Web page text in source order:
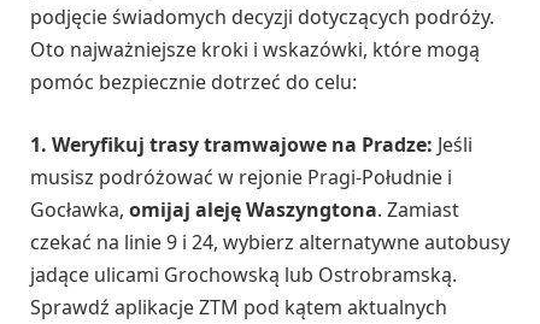
podjęcie świadomych decyzji dotyczących podróży.
Oto najważniejsze kroki i wskazówki, które mogą
pomóc bezpiecznie dotrzeć do celu:
1. Weryfikuj trasy tramwajowe na Pradze: Jeśli
musisz podróżować w rejonie Pragi-Południe i
Gocławka, omijaj aleję Waszyngtona. Zamiast
czekać na linie 9 i 24, wybierz alternatywne autobusy
jadące ulicami Grochowską lub Ostrobramską.
Sprawdź aplikacje ZTM pod kątem aktualnych